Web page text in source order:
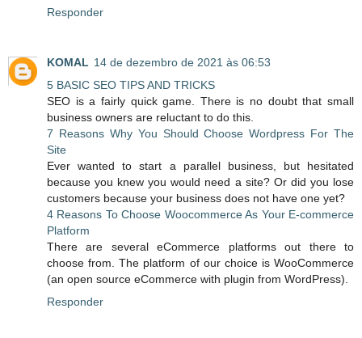
Responder
KOMAL 14 de dezembro de 2021 às 06:53
5 BASIC SEO TIPS AND TRICKS
SEO is a fairly quick game. There is no doubt that small
business owners are reluctant to do this.
7 Reasons Why You Should Choose Wordpress For The
Site
Ever wanted to start a parallel business, but hesitated
because you knew you would need a site? Or did you lose
customers because your business does not have one yet?
4 Reasons To Choose Woocommerce As Your E-commerce
Platform
There are several eCommerce platforms out there to
choose from. The platform of our choice is WooCommerce
(an open source eCommerce with plugin from WordPress).
Responder